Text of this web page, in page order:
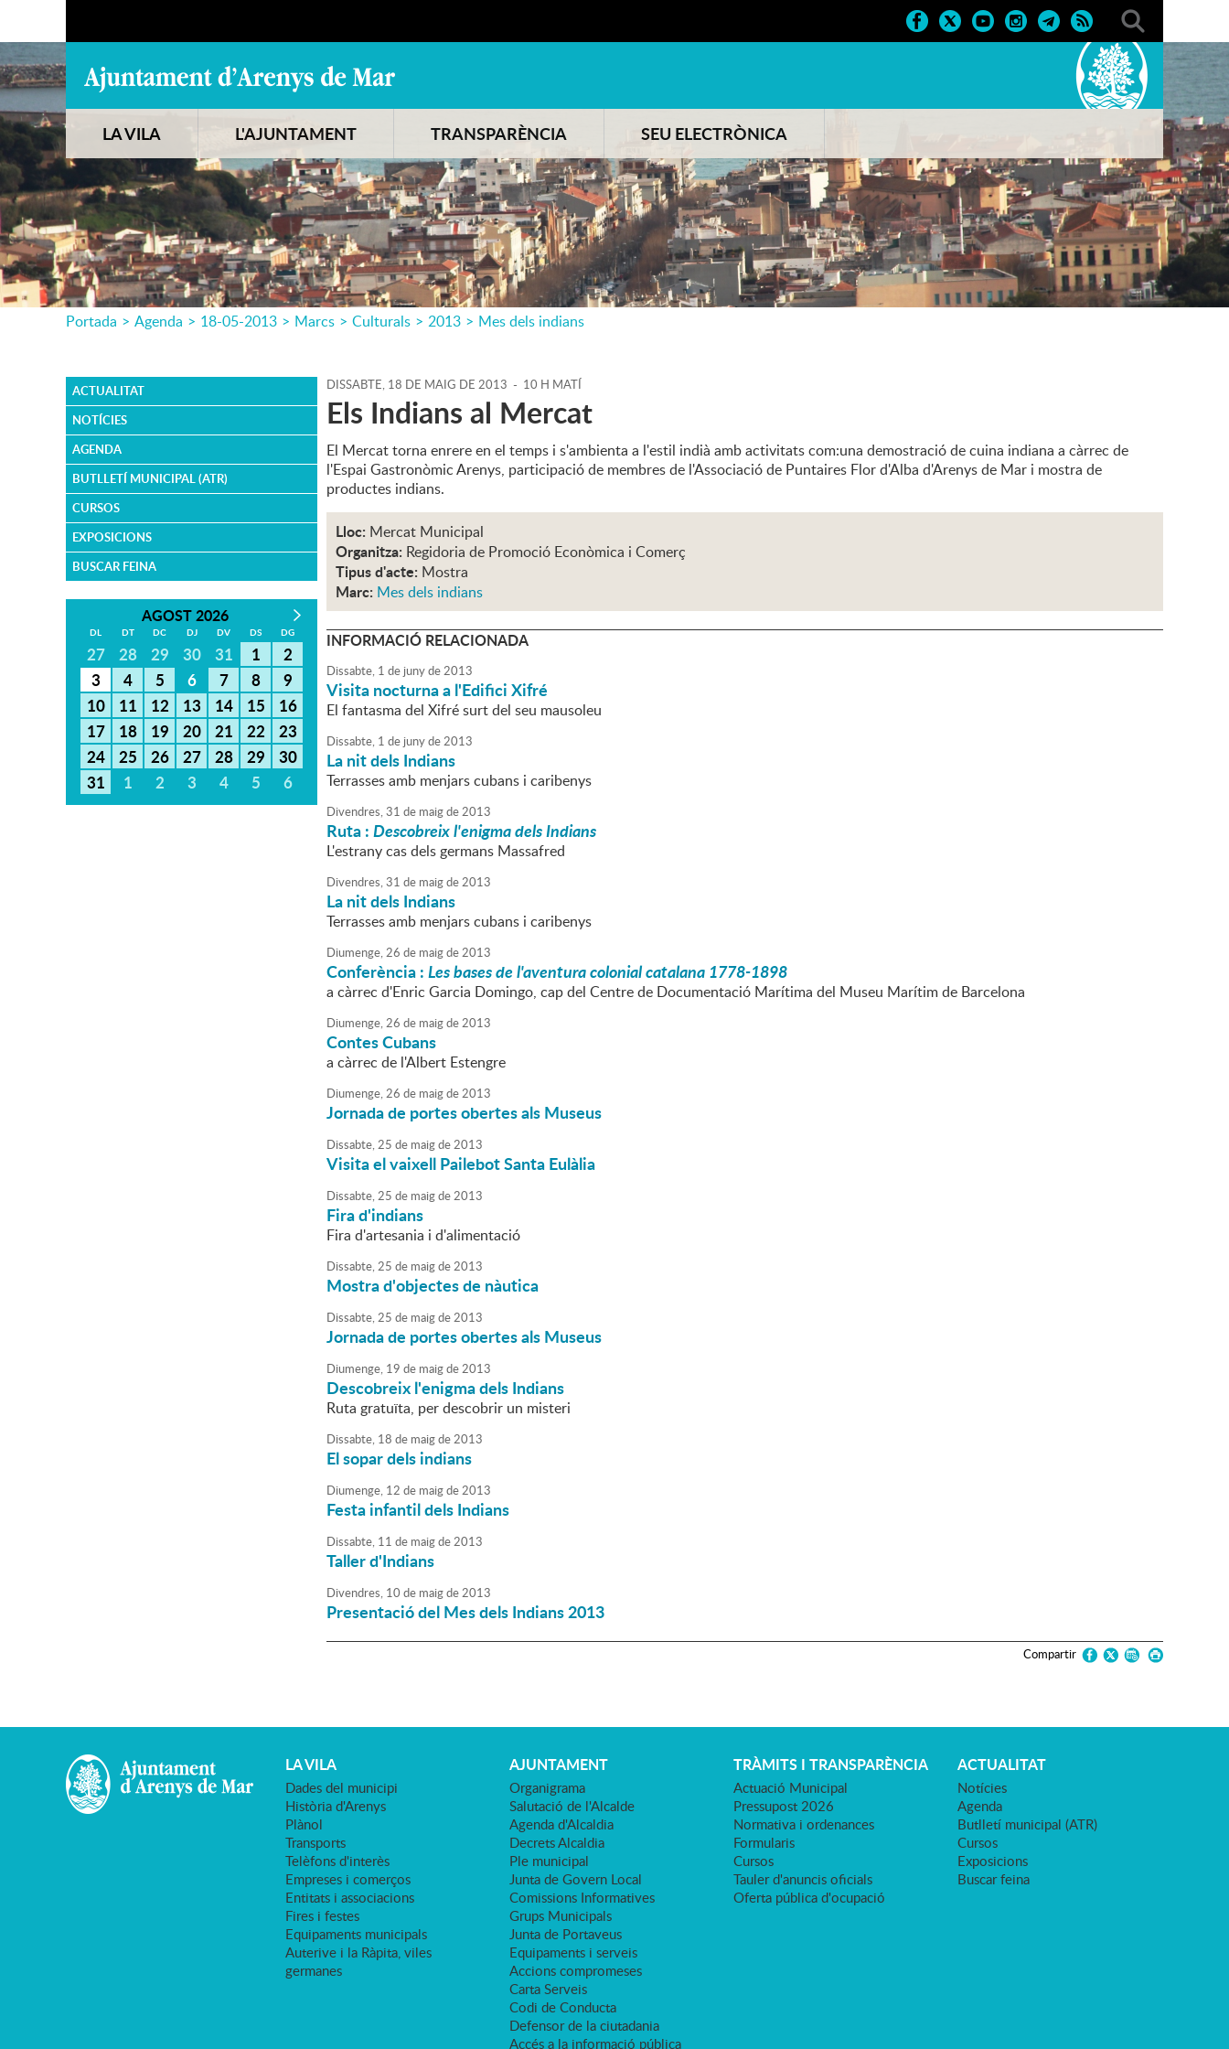
LA VILA L'AJUNTAMENT TRANSPARÈNCIA SEU ELECTRÒNICA
Portada > Agenda > 18-05-2013 > Marcs > Culturals > 2013 > Mes dels indians
ACTUALITAT
NOTÍCIES
AGENDA
BUTLLETÍ MUNICIPAL (ATR)
CURSOS
EXPOSICIONS
BUSCAR FEINA
AGOST 2026
DL DT DC DJ DV DS DG
27 28 29 30 31 1
2
3
4 5 6 7 8
9
10
11 12 13 14 15
16
17
18 19 20 21 22
23
24
25 26 27 28 29
30
31
1 2 3 4 5 6
DISSABTE, 18 DE MAIG DE 2013 - 10 H MATÍ
Els Indians al Mercat
El Mercat torna enrere en el temps i s'ambienta a l'estil indià amb activitats com:una demostració de cuina indiana a càrrec de
l'Espai Gastronòmic Arenys, participació de membres de l'Associació de Puntaires Flor d'Alba d'Arenys de Mar i mostra de
productes indians.
Lloc: Mercat Municipal
Organitza: Regidoria de Promoció Econòmica i Comerç
Tipus d'acte: Mostra
Marc: Mes dels indians
INFORMACIÓ RELACIONADA
Dissabte, 1 de junyde2013
Visita nocturna a l'Edifici Xifré
El fantasma del Xifré surt del seu mausoleu
Dissabte, 1 de junyde2013
La nit dels Indians
Terrasses amb menjars cubans i caribenys
Divendres,31 de maigde2013
Ruta :Descobreix l'enigma dels Indians
L'estrany cas dels germans Massafred
Divendres,31 de maigde2013
La nit dels Indians
Terrasses amb menjars cubans i caribenys
Diumenge,26 de maigde2013
Conferència :Les bases de l'aventura colonial catalana 1778-1898
a càrrec d'Enric Garcia Domingo, cap del Centre de Documentació Marítima del Museu Marítim de Barcelona
Diumenge,26 de maigde2013
Contes Cubans
a càrrec de l'Albert Estengre
Diumenge,26 de maigde2013
Jornada de portes obertes als Museus
Dissabte,25 de maigde2013
Visita el vaixell Pailebot Santa Eulàlia
Dissabte,25 de maigde2013
Fira d'indians
Fira d'artesania i d'alimentació
Dissabte,25 de maigde2013
Mostra d'objectes de nàutica
Dissabte,25 de maigde2013
Jornada de portes obertes als Museus
Diumenge, 19 de maigde2013
Descobreix l'enigma dels Indians
Ruta gratuïta, per descobrir un misteri
Dissabte, 18 de maigde2013
El sopar dels indians
Diumenge, 12 de maigde2013
Festa infantil dels Indians
Dissabte, 11 de maigde2013
Taller d'Indians
Divendres, 10 de maigde2013
Presentació del Mes dels Indians 2013
Compartir
LA VILA
Dades del municipi
Història d'Arenys
Plànol
Transports
Telèfons d'interès
Empreses i comerços
Entitats i associacions
Fires i festes
Equipaments municipals
Auterive i la Ràpita, viles
germanes
AJUNTAMENT
Organigrama
Salutació de l'Alcalde
Agenda d'Alcaldia
Decrets Alcaldia
Ple municipal
Junta de Govern Local
Comissions Informatives
Grups Municipals
Junta de Portaveus
Equipaments i serveis
Accions compromeses
Carta Serveis
Codi de Conducta
Defensor de la ciutadania
Accés a la informació pública
TRÀMITS I TRANSPARÈNCIA
Actuació Municipal
Pressupost 2026
Normativa i ordenances
Formularis
Cursos
Tauler d'anuncis oficials
Oferta pública d'ocupació
ACTUALITAT
Notícies
Agenda
Butlletí municipal (ATR)
Cursos
Exposicions
Buscar feina